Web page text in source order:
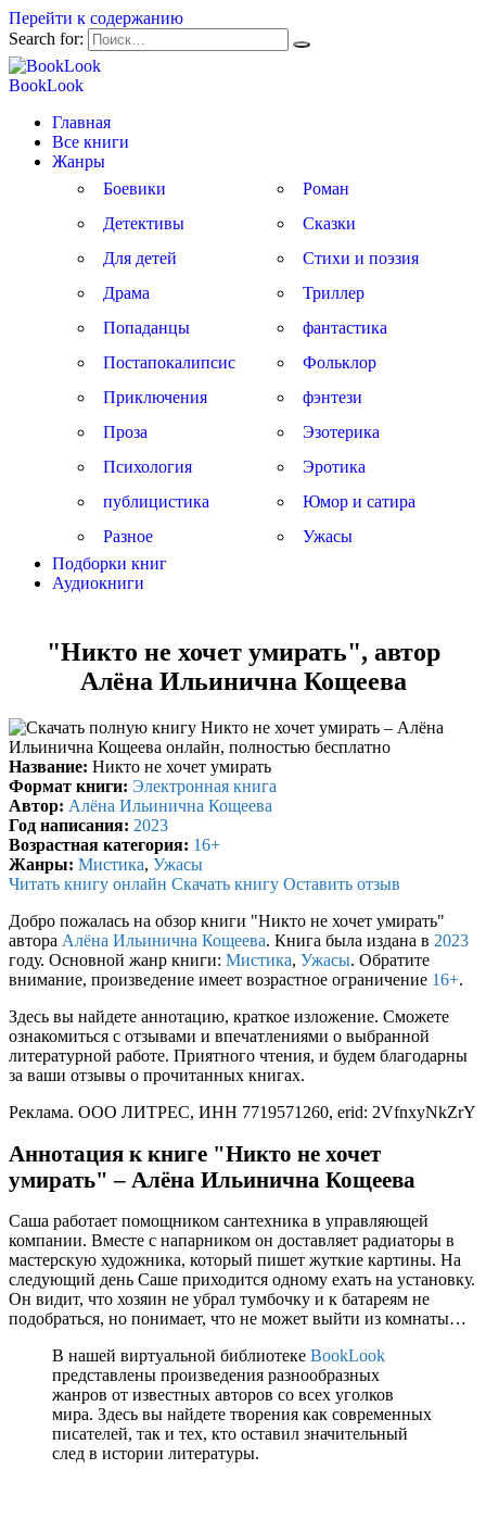
Перейти к содержанию
Search for:
BookLook
Главная
Все книги
Жанры
Боевики
Детективы
Для детей
Драма
Попаданцы
Постапокалипсис
Приключения
Проза
Психология
публицистика
Разное
Роман
Сказки
Стихи и поэзия
Триллер
фантастика
Фольклор
фэнтези
Эзотерика
Эротика
Юмор и сатира
Ужасы
Подборки книг
Аудиокниги
"Никто не хочет умирать", автор
Алёна Ильинична Кощеева
Название: Никто не хочет умирать
Формат книги: Электронная книга
Автор: Алёна Ильинична Кощеева
Год написания: 2023
Возрастная категория: 16+
Жанры: Мистика, Ужасы
Читать книгу онлайн Скачать книгу Оставить отзыв
Добро пожалась на обзор книги "Никто не хочет умирать"
автора Алёна Ильинична Кощеева. Книга была издана в 2023
году. Основной жанр книги: Мистика, Ужасы. Обратите
внимание, произведение имеет возрастное ограничение 16+.
Здесь вы найдете аннотацию, краткое изложение. Сможете
ознакомиться с отзывами и впечатлениями о выбранной
литературной работе. Приятного чтения, и будем благодарны
за ваши отзывы о прочитанных книгах.
Реклама. ООО ЛИТРЕС, ИНН 7719571260, erid: 2VfnxyNkZrY
Аннотация к книге "Никто не хочет
умирать" – Алёна Ильинична Кощеева
Саша работает помощником сантехника в управляющей
компании. Вместе с напарником он доставляет радиаторы в
мастерскую художника, который пишет жуткие картины. На
следующий день Саше приходится одному ехать на установку.
Он видит, что хозяин не убрал тумбочку и к батареям не
подобраться, но понимает, что не может выйти из комнаты…
В нашей виртуальной библиотеке BookLook
представлены произведения разнообразных
жанров от известных авторов со всех уголков
мира. Здесь вы найдете творения как современных
писателей, так и тех, кто оставил значительный
след в истории литературы.